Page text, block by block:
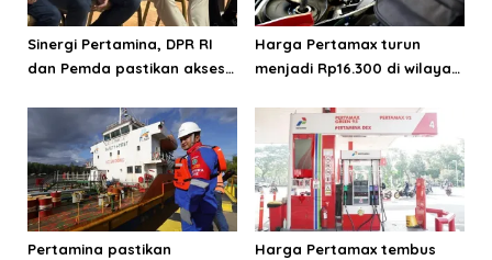
Sinergi Pertamina, DPR RI
dan Pemda pastikan akses
Harga Pertamax turun
menjadi Rp16.300 di wilayah
Pertamina pastikan
Harga Pertamax tembus